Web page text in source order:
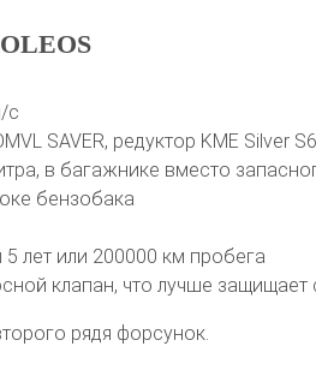
с
SAVER, редуктор KME Silver
в багажнике вместо
бензобака
лет или 200000 км пробега
клапан, что лучше защищает
рядя форсунок.